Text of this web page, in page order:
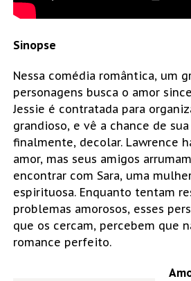
Sinopse
Nessa comédia romântica, um
personagens busca o amor
Jessie é contratada para
grandioso, e vê a chance de
finalmente, decolar. Lawrence
amor, mas seus amigos
encontrar com Sara, uma
espirituosa. Enquanto tentam
problemas amorosos, esses
que os cercam, percebem que
romance perfeito.